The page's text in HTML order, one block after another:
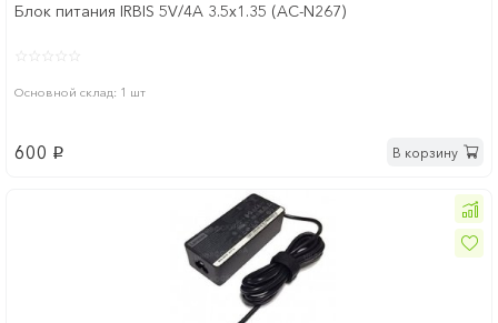
Блок питания IRBIS 5V/4A 3.5x1.35 (AC-N267)
Основной склад: 1 шт
600 p В корзину